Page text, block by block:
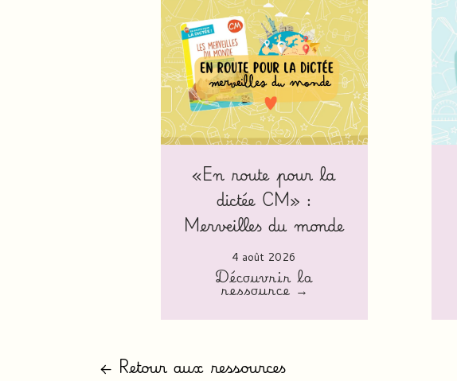
«En route pour la
dictée CM» :
Merveilles du monde
4 août 2026
Découvrir la
ressource →
← Retour aux ressources